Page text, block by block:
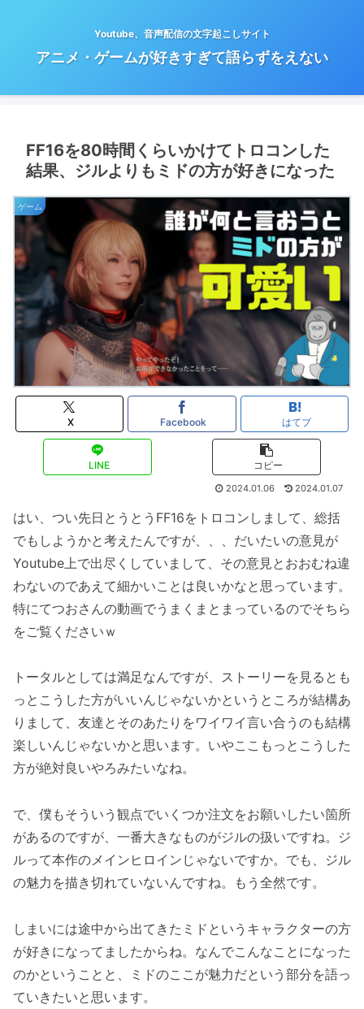
Youtube、音声配信の文字起こしサイト
アニメ・ゲームが好きすぎて語らずをえない
FF16を80時間くらいかけてトロコンした
結果、ジルよりもミドの方が好きになった
ゲーム
X Facebook はてブ
LINE コピー
2024.01.06 2024.01.07
はい、つい先日とうとうFF16をトロコンしまして、総括
でもしようかと考えたんですが、、、だいたいの意見が
Youtube上で出尽くしていまして、その意見とおおむね違
わないのであえて細かいことは良いかなと思っています。
特にてつおさんの動画でうまくまとまっているのでそちら
をご覧くださいｗ
トータルとしては満足なんですが、ストーリーを見るとも
っとこうした方がいいんじゃないかというところが結構あ
りまして、友達とそのあたりをワイワイ言い合うのも結構
楽しいんじゃないかと思います。いやここもっとこうした
方が絶対良いやろみたいなね。
で、僕もそういう観点でいくつか注文をお願いしたい箇所
があるのですが、一番大きなものがジルの扱いですね。ジ
ルって本作のメインヒロインじゃないですか。でも、ジル
の魅力を描き切れていないんですね。もう全然です。
しまいには途中から出てきたミドというキャラクターの方
が好きになってましたからね。なんでこんなことになった
のかということと、ミドのここが魅力だという部分を語っ
ていきたいと思います。